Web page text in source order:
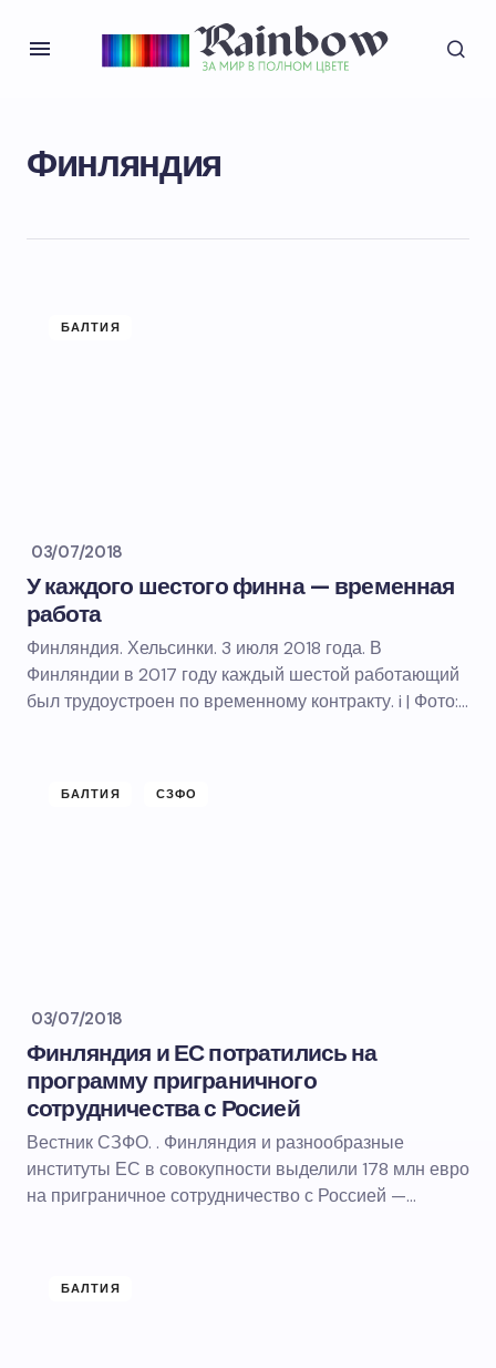
Финляндия
БАЛТИЯ
03/07/2018
У каждого шестого финна — временная
работа
Финляндия. Хельсинки. 3 июля 2018 года. В
Финляндии в 2017 году каждый шестой работающий
был трудоустроен по временному контракту. i | Фото:…
БАЛТИЯ СЗФО
03/07/2018
Финляндия и ЕС потратились на
программу приграничного
сотрудничества с Росией
Вестник СЗФО. . Финляндия и разнообразные
институты ЕС в совокупности выделили 178 млн евро
на приграничное сотрудничество с Россией —…
БАЛТИЯ